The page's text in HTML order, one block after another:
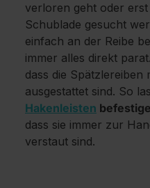
verloren geht oder
Schublade gesucht
einfach an der Reibe
immer alles direkt
dass die Spätzlereiben
ausgestattet sind. So
Hakenleisten
dass sie immer zur
verstaut sind.